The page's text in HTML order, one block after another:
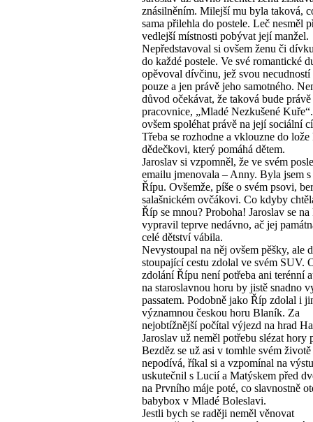
znásilněním. Milejší mu byla taková,
sama přilehla do postele. Leč nesměl
vedlejší místnosti pobývat její manžel.
Nepředstavoval si ovšem ženu či
do každé postele. Ve své romantické
opěvoval dívčinu, jež svou necudností
pouze a jen právě jeho samotného.
důvod očekávat, že taková bude
pracovnice, „Mladé Nezkušené
ovšem spoléhat právě na její sociální
Třeba se rozhodne a vklouzne do lože
dědečkovi, který pomáhá dětem.
Jaroslav si vzpomněl, že ve svém
emailu jmenovala – Anny. Byla jsem
Řípu. Ovšemže, píše o svém psovi,
salašnickém ovčákovi. Co kdyby
Říp se mnou? Proboha! Jaroslav se
vypravil teprve nedávno, ač jej
celé dětství vábila.
Nevystoupal na něj ovšem pěšky, ale
stoupající cestu zdolal ve svém SUV.
zdolání Řípu není potřeba ani terénní
na staroslavnou horu by jistě snadno
passatem. Podobně jako Říp zdolal i
významnou českou horu Blaník. Za
nejobtížnější počítal výjezd na hrad
Jaroslav už neměl potřebu slézat hory
Bezděz se už asi v tomhle svém životě
nepodívá, říkal si a vzpomínal na
uskutečnil s Lucií a Matýskem před
na Prvního máje poté, co slavnostně
babybox v Mladé Boleslavi.
Jestli bych se raději neměl věnovat